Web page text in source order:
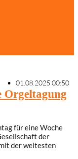
01.08.2025 00:50
Orgeltagung
für eine Woche
der
der weitesten